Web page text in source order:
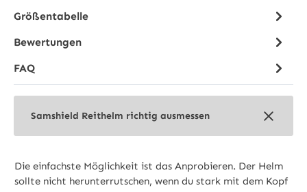
Größentabelle
Bewertungen
FAQ
Samshield Reithelm richtig ausmessen
Die einfachste Möglichkeit ist das Anprobieren. Der Helm
sollte nicht herunterrutschen, wenn du stark mit dem Kopf